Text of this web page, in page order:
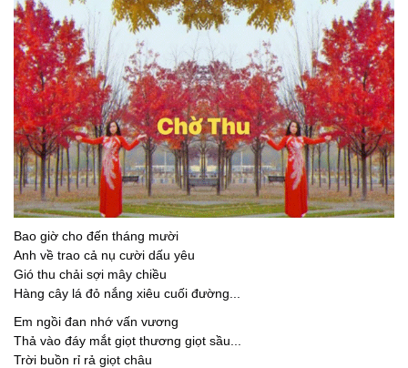
Bao giờ cho đến tháng mười
Anh về trao cả nụ cười dấu yêu
Gió thu chải sợi mây chiều
Hàng cây lá đỏ nắng xiêu cuối đường...
Em ngồi đan nhớ vấn vương
Thả vào đáy mắt giọt thương giọt sầu...
Trời buồn rỉ rả giọt châu